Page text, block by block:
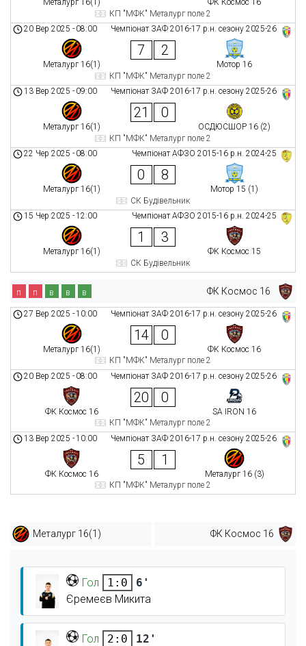
Металург 16(1)
ФК Космос 16
КП "МФК" Металург поле 2
Чемпіонат ЗАФ 2016-17 р.н. сезону 2025-26
20 Вер 2025 - 08:00
Металург 16(1)
7 2
Мотор 16
КП "МФК" Металург поле 2
Чемпіонат ЗАФ 2016-17 р.н. сезону 2025-26
13 Вер 2025 - 09:00
Металург 16(1)
21 0
ОСДЮСШОР 16 (2)
КП "МФК" Металург поле 2
Чемпіонат АФЗО 2015-16 р.н. 2024-25
22 Чер 2025 - 08:00
Металург 16(1)
0 8
Мотор 15 (1)
СК Будівельник
Чемпіонат АФЗО 2015-16 р.н. 2024-25
15 Чер 2025 -12:00
Металург 16(1)
1 3
ФК Космос 15
СК Будівельник
ФК Космос 16
п п в в в
Чемпіонат ЗАФ 2016-17 р.н. сезону 2025-26
27 Вер 2025 -10:00
Металург 16(1)
14 0
ФК Космос 16
КП "МФК" Металург поле 2
Чемпіонат ЗАФ 2016-17 р.н. сезону 2025-26
20 Вер 2025 - 08:00
ФК Космос 16
20 0
SA IRON 16
КП "МФК" Металург поле 2
Чемпіонат ЗАФ 2016-17 р.н. сезону 2025-26
13 Вер 2025 -10:00
ФК Космос 16
5 1
Металург 16 (3)
КП "МФК" Металург поле 2
Металург 16(1) ФК Космос 16
Гол 1:0
6'
Єремеєв Микита
Гол 2:0
12'